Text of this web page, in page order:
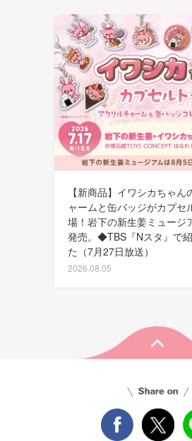
【新商品】イワシカちゃん
ャームと缶バッジがカプセ
場！岩下の新生姜ミュージ
発売。◆TBS『Nスタ』で
た（7月27日放送）
2026.08.05